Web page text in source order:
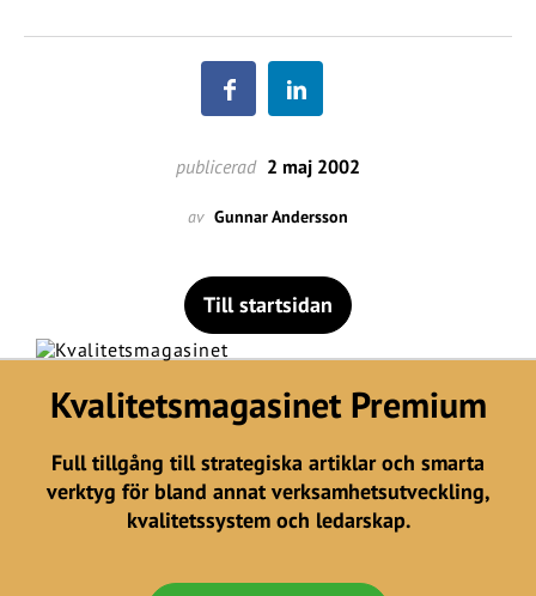
publicerad 2 maj 2002
av Gunnar Andersson
Till startsidan
Kvalitetsmagasinet Premium
Full tillgång till strategiska artiklar och smarta
verktyg för bland annat verksamhetsutveckling,
kvalitetssystem och ledarskap.